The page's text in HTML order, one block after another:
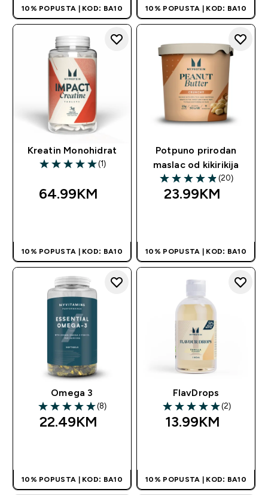
10% POPUSTA | KOD: BA10 10% POPUSTA | KOD: BA10
Kreatin Monohidrat
5 out of 5 stars
(1)
64.99KM‎
10% POPUSTA | KOD: BA10
Potpuno prirodan
maslac od kikirikija
4.9 out of 5 stars
(20)
23.99KM‎
10% POPUSTA | KOD: BA10
Omega 3
5 out of 5 stars
(8)
22.49KM‎
10% POPUSTA | KOD: BA10
FlavDrops
5 out of 5 stars
(2)
13.99KM‎
10% POPUSTA | KOD: BA10